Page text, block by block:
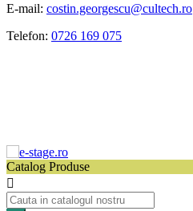
E-mail: costin.georgescu@cultech.ro
Telefon: 0726 169 075
Catalog Produse
